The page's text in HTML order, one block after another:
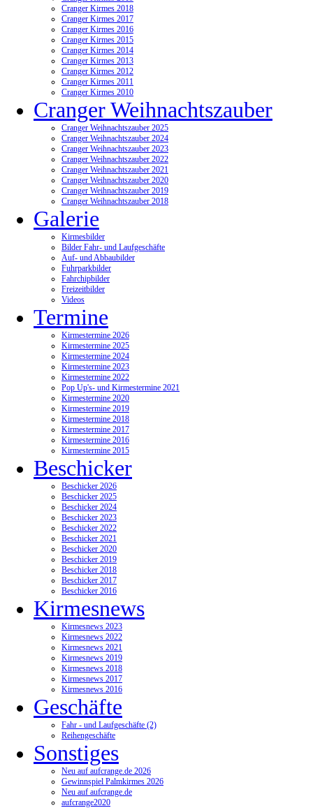
Cranger Kirmes 2018
Cranger Kirmes 2017
Cranger Kirmes 2016
Cranger Kirmes 2015
Cranger Kirmes 2014
Cranger Kirmes 2013
Cranger Kirmes 2012
Cranger Kirmes 2011
Cranger Kirmes 2010
Cranger Weihnachtszauber
Cranger Weihnachtszauber 2025
Cranger Weihnachtszauber 2024
Cranger Weihnachtszauber 2023
Cranger Weihnachtszauber 2022
Cranger Weihnachtszauber 2021
Cranger Weihnachtszauber 2020
Cranger Weihnachtszauber 2019
Cranger Weihnachtszauber 2018
Galerie
Kirmesbilder
Bilder Fahr- und Laufgeschäfte
Auf- und Abbaubilder
Fuhrparkbilder
Fahrchipbilder
Freizeitbilder
Videos
Termine
Kirmestermine 2026
Kirmestermine 2025
Kirmestermine 2024
Kirmestermine 2023
Kirmestermine 2022
Pop Up's- und Kirmestermine 2021
Kirmestermine 2020
Kirmestermine 2019
Kirmestermine 2018
Kirmestermine 2017
Kirmestermine 2016
Kirmestermine 2015
Beschicker
Beschicker 2026
Beschicker 2025
Beschicker 2024
Beschicker 2023
Beschicker 2022
Beschicker 2021
Beschicker 2020
Beschicker 2019
Beschicker 2018
Beschicker 2017
Beschicker 2016
Kirmesnews
Kirmesnews 2023
Kirmesnews 2022
Kirmesnews 2021
Kirmesnews 2019
Kirmesnews 2018
Kirmesnews 2017
Kirmesnews 2016
Geschäfte
Fahr - und Laufgeschäfte (2)
Reihengeschäfte
Sonstiges
Neu auf aufcrange.de 2026
Gewinnspiel Palmkirmes 2026
Neu auf aufcrange.de
aufcrange2020